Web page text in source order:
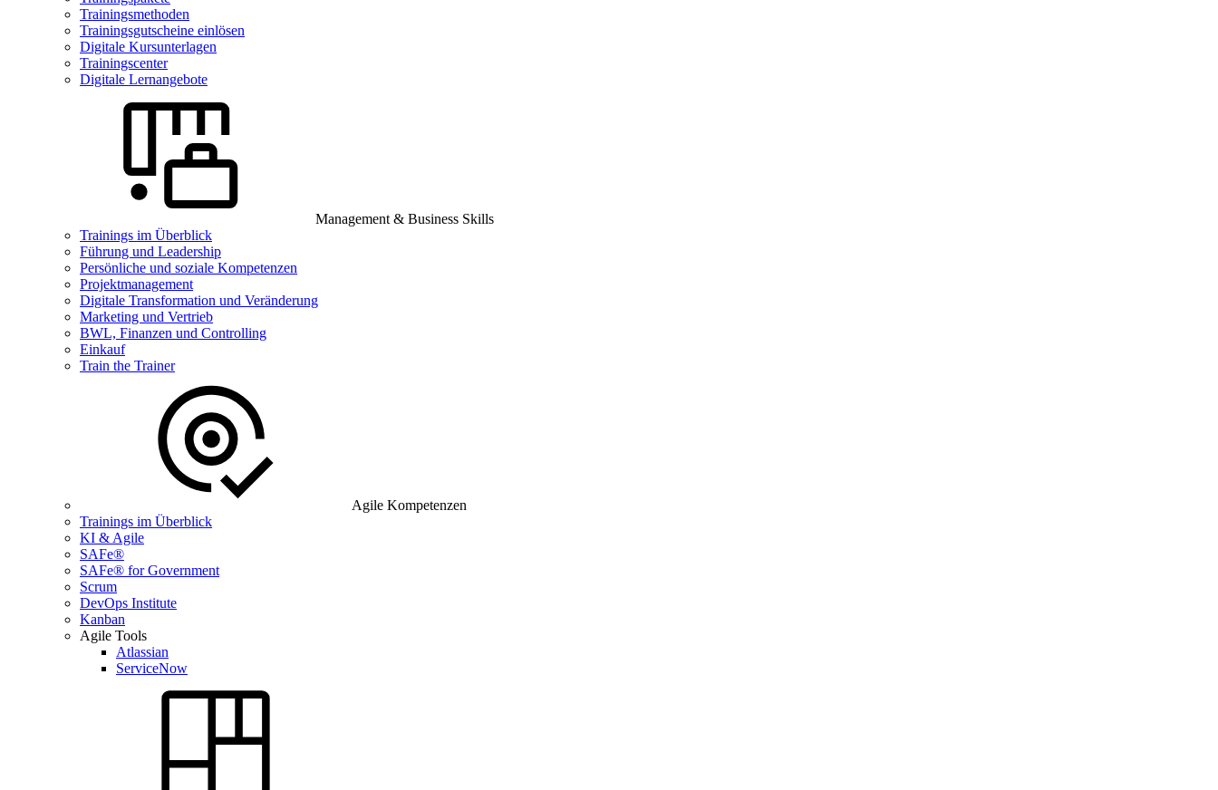
Trainingsmethoden
Trainingsgutscheine einlösen
Digitale Kursunterlagen
Trainingscenter
Digitale Lernangebote
Management & Business Skills
Trainings im Überblick
Führung und Leadership
Persönliche und soziale Kompetenzen
Projektmanagement
Digitale Transformation und Veränderung
Marketing und Vertrieb
BWL, Finanzen und Controlling
Einkauf
Train the Trainer
Agile Kompetenzen
Trainings im Überblick
KI & Agile
SAFe®
SAFe® for Government
Scrum
DevOps Institute
Kanban
Agile Tools
Atlassian
ServiceNow